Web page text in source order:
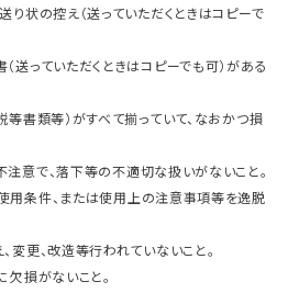
り状の控え（送っていただくときはコピーで
送っていただくときはコピーでも可）がある
等書類等）がすべて揃っていて、なおかつ損
意で、落下等の不適切な扱いがないこと。
用条件、または使用上の注意事項等を逸脱
変更、改造等行われていないこと。
欠損がないこと。